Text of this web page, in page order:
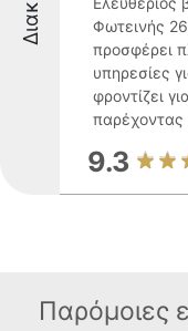
Φωτεινής
προσφέρει
υπηρεσίες
φροντίζει
παρέχοντας
9.3
Παρόμοιες